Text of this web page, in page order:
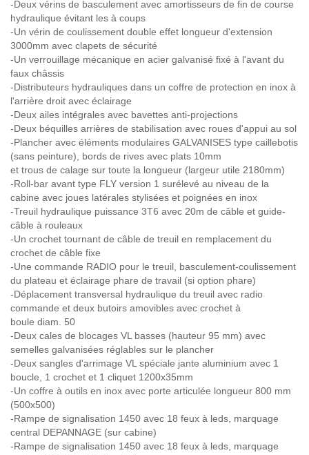
-Deux vérins de basculement avec amortisseurs de fin de course
hydraulique évitant les à coups
-Un vérin de coulissement double effet longueur d'extension
3000mm avec clapets de sécurité
-Un verrouillage mécanique en acier galvanisé fixé à l'avant du
faux châssis
-Distributeurs hydrauliques dans un coffre de protection en inox à
l'arrière droit avec éclairage
-Deux ailes intégrales avec bavettes anti-projections
-Deux béquilles arrières de stabilisation avec roues d'appui au sol
-Plancher avec éléments modulaires GALVANISES type caillebotis
(sans peinture), bords de rives avec plats 10mm
et trous de calage sur toute la longueur (largeur utile 2180mm)
-Roll-bar avant type FLY version 1 surélevé au niveau de la
cabine avec joues latérales stylisées et poignées en inox
-Treuil hydraulique puissance 3T6 avec 20m de câble et guide-
câble à rouleaux
-Un crochet tournant de câble de treuil en remplacement du
crochet de câble fixe
-Une commande RADIO pour le treuil, basculement-coulissement
du plateau et éclairage phare de travail (si option phare)
-Déplacement transversal hydraulique du treuil avec radio
commande et deux butoirs amovibles avec crochet à
boule diam. 50
-Deux cales de blocages VL basses (hauteur 95 mm) avec
semelles galvanisées réglables sur le plancher
-Deux sangles d'arrimage VL spéciale jante aluminium avec 1
boucle, 1 crochet et 1 cliquet 1200x35mm
-Un coffre à outils en inox avec porte articulée longueur 800 mm
(500x500)
-Rampe de signalisation 1450 avec 18 feux à leds, marquage
central DEPANNAGE (sur cabine)
-Rampe de signalisation 1450 avec 18 feux à leds, marquage